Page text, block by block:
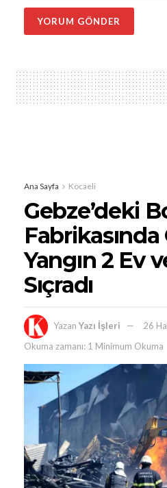
Ana Sayfa Kocaeli
Gebze’deki
Fabrikasında
Yangın 2 Ev
Sıçradı
Yazan Yazı İşleri
26
Okuma zamanı: 1 Minimum Okuma